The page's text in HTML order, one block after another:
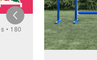
• 180